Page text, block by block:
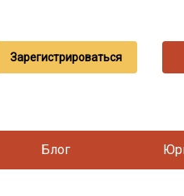
Зарегистрироваться
Блог